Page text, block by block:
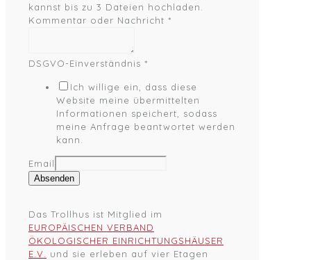
kannst bis zu 3 Dateien hochladen.
Kommentar oder Nachricht *
DSGVO-Einverständnis *
Ich willige ein, dass diese
Website meine übermittelten
Informationen speichert, sodass
meine Anfrage beantwortet werden
kann.
Email
Absenden
Das Trollhus ist Mitglied im
EUROPÄISCHEN VERBAND
ÖKOLOGISCHER EINRICHTUNGSHÄUSER
E.V.
und sie erleben auf vier Etagen